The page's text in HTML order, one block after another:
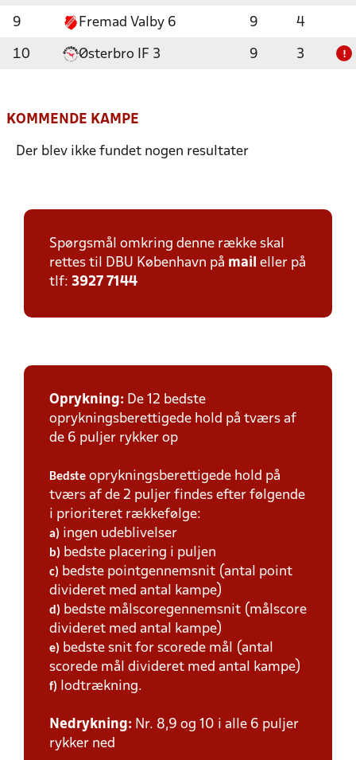
9 Fremad Valby 6 9 4
10 Østerbro IF 3 9 3 !
KOMMENDE KAMPE
Der blev ikke fundet nogen resultater
Spørgsmål omkring denne række skal
rettes til DBU København på mail eller på
tlf: 3927 7144
Oprykning: De 12 bedste
oprykningsberettigede hold på tværs af
de 6 puljer rykker op
Bedste oprykningsberettigede hold på
tværs af de 2 puljer findes efter følgende
i prioriteret rækkefølge:
a) ingen udeblivelser
b) bedste placering i puljen
c) bedste pointgennemsnit (antal point
divideret med antal kampe)
d) bedste målscoregennemsnit (målscore
divideret med antal kampe)
e) bedste snit for scorede mål (antal
scorede mål divideret med antal kampe)
f) lodtrækning.
Nedrykning: Nr. 8,9 og 10 i alle 6 puljer
rykker ned